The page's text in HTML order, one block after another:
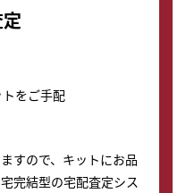
をご手配
すので、キットにお品
完結型の宅配査定シス